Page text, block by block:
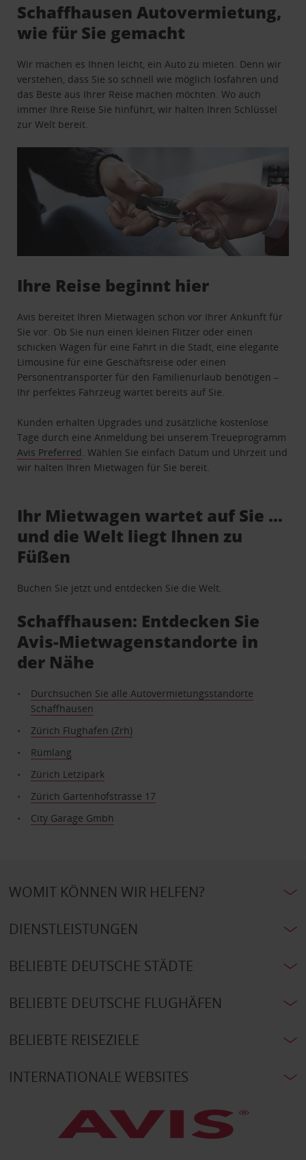
Schaffhausen Autovermietung,
wie für Sie gemacht
Wir machen es Ihnen leicht, ein Auto zu mieten. Denn wir
verstehen, dass Sie so schnell wie möglich losfahren und
das Beste aus Ihrer Reise machen möchten. Wo auch
immer Ihre Reise Sie hinführt, wir halten Ihren Schlüssel
zur Welt bereit.
Ihre Reise beginnt hier
Avis bereitet Ihren Mietwagen schon vor Ihrer Ankunft für
Sie vor. Ob Sie nun einen kleinen Flitzer oder einen
schicken Wagen für eine Fahrt in die Stadt, eine elegante
Limousine für eine Geschäftsreise oder einen
Personentransporter für den Familienurlaub benötigen –
Ihr perfektes Fahrzeug wartet bereits auf Sie.
Kunden erhalten Upgrades und zusätzliche kostenlose
Tage durch eine Anmeldung bei unserem Treueprogramm
Avis Preferred . Wählen Sie einfach Datum und Uhrzeit und
wir halten Ihren Mietwagen für Sie bereit.
Ihr Mietwagen wartet auf Sie …
und die Welt liegt Ihnen zu
Füßen
Buchen Sie jetzt und entdecken Sie die Welt.
Schaffhausen: Entdecken Sie
Avis-Mietwagenstandorte in
der Nähe
Durchsuchen Sie alle Autovermietungsstandorte
Schaffhausen
Zürich Flughafen (Zrh)
Rümlang
Zürich Letzipark
Zürich Gartenhofstrasse 17
City Garage Gmbh
WOMIT KÖNNEN WIR HELFEN?
DIENSTLEISTUNGEN
BELIEBTE DEUTSCHE STÄDTE
BELIEBTE DEUTSCHE FLUGHÄFEN
BELIEBTE REISEZIELE
INTERNATIONALE WEBSITES